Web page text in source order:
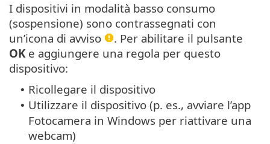
I dispositivi in modalità basso consumo
(sospensione) sono contrassegnati con
un’icona di avviso
. Per abilitare il pulsante
OKe aggiungere una regola per questo
dispositivo:
• Ricollegare il dispositivo
• Utilizzare il dispositivo (p. es., avviare l’app
Fotocamera in Windows per riattivare una
webcam)